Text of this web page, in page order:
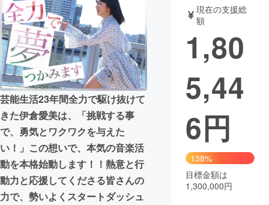
アート・写真 音楽
テクノロジー・ガジェット ゲーム・サ
映像・映画
ビジネス・起業
まちづくり・地域活性化
CAMPFIRE for Social Good
CAMPFIRE Creation
CAMPFIREふるさと納税machi-ya コミュニティ
芸能生活23年間全力で駆け抜けて
きた伊倉愛美は、「挑戦する事
で、勇気とワクワクを与えた
い！」この想いで、本気の音楽活
動を本格始動します！！熱意と行
動力と応援してくださる皆さんの
力で、勢いよくスタートダッシュ
現在の支援総
額
1,80
5,44
6円
138%
目標金額は
1,300,000円